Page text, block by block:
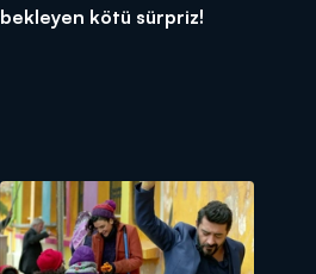
bekleyen kötü sürpriz!